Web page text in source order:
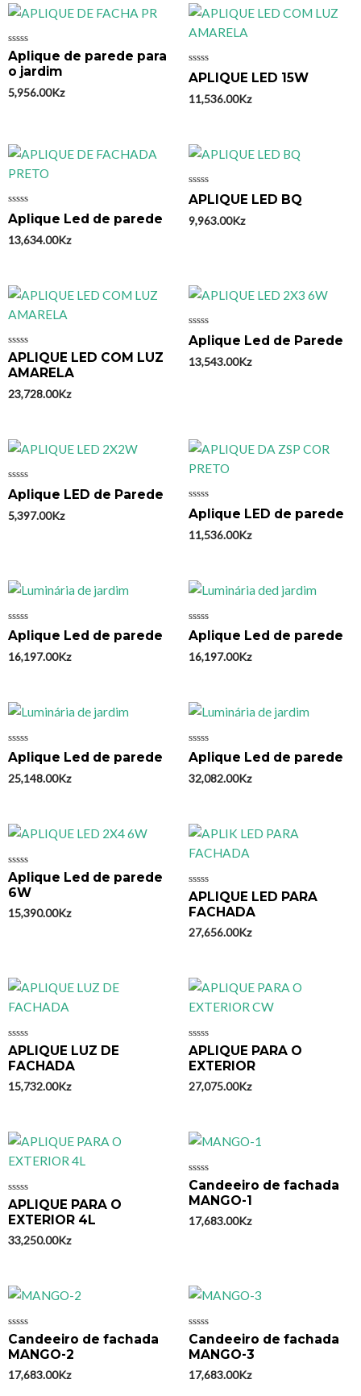
Avaliação
0
de
5
Aplique de parede para
o jardim
5,956.00Kz
Avaliação
0
de
5
APLIQUE LED 15W
11,536.00Kz
Avaliação
0
de
5
Aplique Led de parede
13,634.00Kz
Avaliação
0
de
5
APLIQUE LED BQ
9,963.00Kz
Avaliação
0
de
5
APLIQUE LED COM LUZ
AMARELA
23,728.00Kz
Avaliação
0
de
5
Aplique Led de Parede
13,543.00Kz
Avaliação
0
de
5
Aplique LED de Parede
5,397.00Kz
Avaliação
0
de
5
Aplique LED de parede
11,536.00Kz
Avaliação
0
de
5
Aplique Led de parede
16,197.00Kz
Avaliação
0
de
5
Aplique Led de parede
16,197.00Kz
Avaliação
0
de
5
Aplique Led de parede
25,148.00Kz
Avaliação
0
de
5
Aplique Led de parede
32,082.00Kz
Avaliação
0
de
5
Aplique Led de parede
6W
15,390.00Kz
Avaliação
0
de
5
APLIQUE LED PARA
FACHADA
27,656.00Kz
Avaliação
0
de
5
APLIQUE LUZ DE
FACHADA
15,732.00Kz
Avaliação
0
de
5
APLIQUE PARA O
EXTERIOR
27,075.00Kz
Avaliação
0
de
5
APLIQUE PARA O
EXTERIOR 4L
33,250.00Kz
Avaliação
0
de
5
Candeeiro de fachada
MANGO-1
17,683.00Kz
Avaliação
0
de
5
Candeeiro de fachada
MANGO-2
17,683.00Kz
Avaliação
0
de
5
Candeeiro de fachada
MANGO-3
17,683.00Kz